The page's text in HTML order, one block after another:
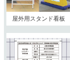
屋外用スタンド看板